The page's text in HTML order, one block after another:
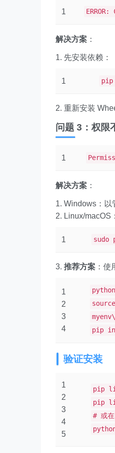
1
解决方案 ：
先安装依赖：
1 pip
重新安装
问题 3：权限
1
解决方案 ：
Windows：以
Linux/macOS：
1
推荐方案 ：使
1
2
3
4
python
pip
验证安装
1
2
3
4
5
pip
pip
# 或